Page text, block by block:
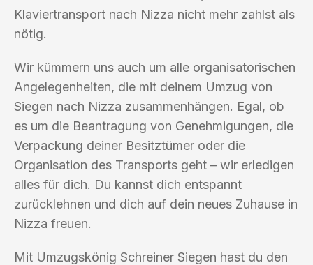
Klaviertransport nach Nizza nicht mehr zahlst als
nötig.
Wir kümmern uns auch um alle organisatorischen
Angelegenheiten, die mit deinem Umzug von
Siegen nach Nizza zusammenhängen. Egal, ob
es um die Beantragung von Genehmigungen, die
Verpackung deiner Besitztümer oder die
Organisation des Transports geht – wir erledigen
alles für dich. Du kannst dich entspannt
zurücklehnen und dich auf dein neues Zuhause in
Nizza freuen.
Mit Umzugskönig Schreiner Siegen hast du den